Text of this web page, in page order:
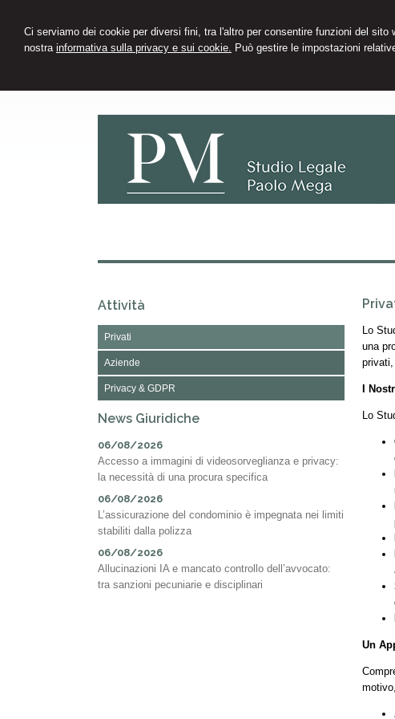
Ci serviamo dei cookie per diversi fini, tra l'altro per consentire funzioni del
nostra informativa sulla privacy e sui cookie. Può gestire le impostazioni
Lo
una
I
Lo
Un
Attività
Privati
Aziende
Privacy & GDPR
News Giuridiche
06/08/2026
Accesso a immagini di videosorveglianza e privacy:
la necessità di una procura specifica
06/08/2026
L’assicurazione del condominio è impegnata nei limiti
stabiliti dalla polizza
06/08/2026
Allucinazioni IA e mancato controllo dell’avvocato:
tra sanzioni pecuniarie e disciplinari